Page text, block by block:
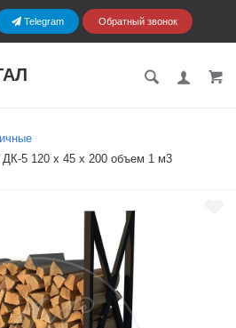
Telegram Обратный звонок
5 120 х 45 х 200 объем 1 м3